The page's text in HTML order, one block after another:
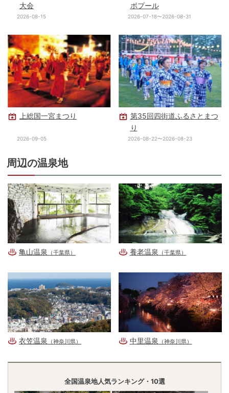
大会
2026-08-15
ボプール
2026-07-18〜2026-08-31
上総国一宮まつり
2026-09-05
第35回四街道ふるさとまつ
り
2026-08-22〜2026-08-23
周辺の温泉地
亀山温泉 （千葉県） 養老温泉 （千葉県）
衣笠温泉 （神奈川県） 中里温泉 （神奈川県）
全国温泉地人気ランキング・10選